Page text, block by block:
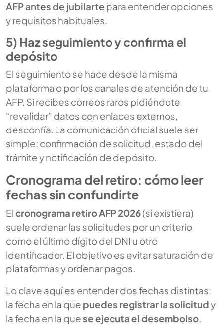
AFP antes de jubilarte para entender opciones
y requisitos habituales.
5) Haz seguimiento y confirma el
depósito
El seguimiento se hace desde la misma
plataforma o por los canales de atención de tu
AFP. Si recibes correos raros pidiéndote
“revalidar” datos con enlaces externos,
desconfía. La comunicación oficial suele ser
simple: confirmación de solicitud, estado del
trámite y notificación de depósito.
Cronograma del retiro: cómo leer
fechas sin confundirte
Elcronograma retiro AFP 2026(si existiera)
suele ordenar las solicitudes por un criterio
como el último dígito del DNI u otro
identificador. El objetivo es evitar saturación de
plataformas y ordenar pagos.
Lo clave aquí es entender dos fechas distintas:
la fecha en la que puedes registrar la solicitudy
la fecha en la quese ejecuta el desembolso.